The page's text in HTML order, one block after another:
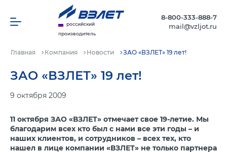
российский
производитель
8-800-333-888-7
mail@vzljot.ru
Главная Компания Новости ЗАО «ВЗЛЕТ» 19 лет!
ЗАО «ВЗЛЕТ» 19 лет!
9 октября 2009
11 октября ЗАО «ВЗЛЕТ» отмечает свое 19-летие. Мы
благодарим всех кто был с нами все эти годы – и
наших клиентов, и сотрудников – всех тех, кто
нашел в лице компании «ВЗЛЕТ» не только партнера